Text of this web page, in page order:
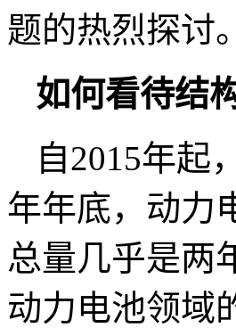
题的热烈探讨。
如何看待结
自2015年起
年年底，动力
总量几乎是两
动力电池领域